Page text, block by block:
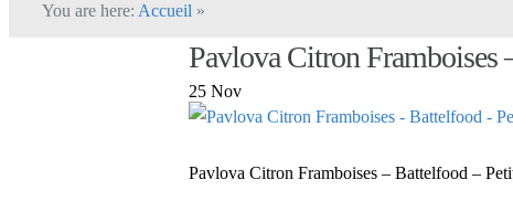
You are here: Accueil »
Pavlova Citron Framboises
25 Nov
Pavlova Citron Framboises – Battelfood –